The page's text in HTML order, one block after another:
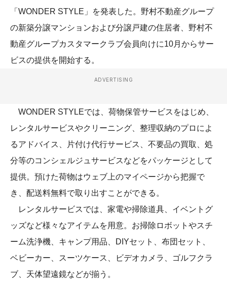
「WONDER STYLE」を発表した。野村不動産グループ
の新築分譲マンションおよび分譲戸建の住居者、野村不
動産グループカスタマークラブ会員向けに10月からサー
ビスの提供を開始する。
ADVERTISING
WONDER STYLEでは、荷物保管サービスをはじめ、
レンタルサービスやクリーニング、整理収納のプロによ
るアドバイス、片付け代行サービス、不要品の買取、処
分等のコンシェルジュサービスなどをパッケージとして
提供。預けた荷物はウェブ上のマイページから把握で
き、配送料無料で取り出すことができる。
レンタルサービスでは、家電や掃除道具、イベントグ
ッズなど様々なアイテムを用意。お掃除ロボットやスチ
ーム洗浄機、キャンプ用品、DIYセット、布団セット、
ベビーカー、スーツケース、ビデオカメラ、ゴルフクラ
ブ、天体望遠鏡などが揃う。